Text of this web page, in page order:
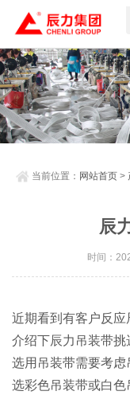
当前位置： 网站首页 >
辰
时间：
近期看到有客户反
介绍下辰力吊装带挑
选用吊装带需要考
选彩色吊装带或白色